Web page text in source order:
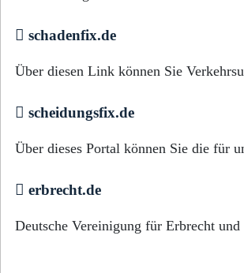
schadenfix.de
Über diesen Link können Sie
scheidungsfix.de
Über dieses Portal können Sie die für
erbrecht.de
Deutsche Vereinigung für Erbrecht